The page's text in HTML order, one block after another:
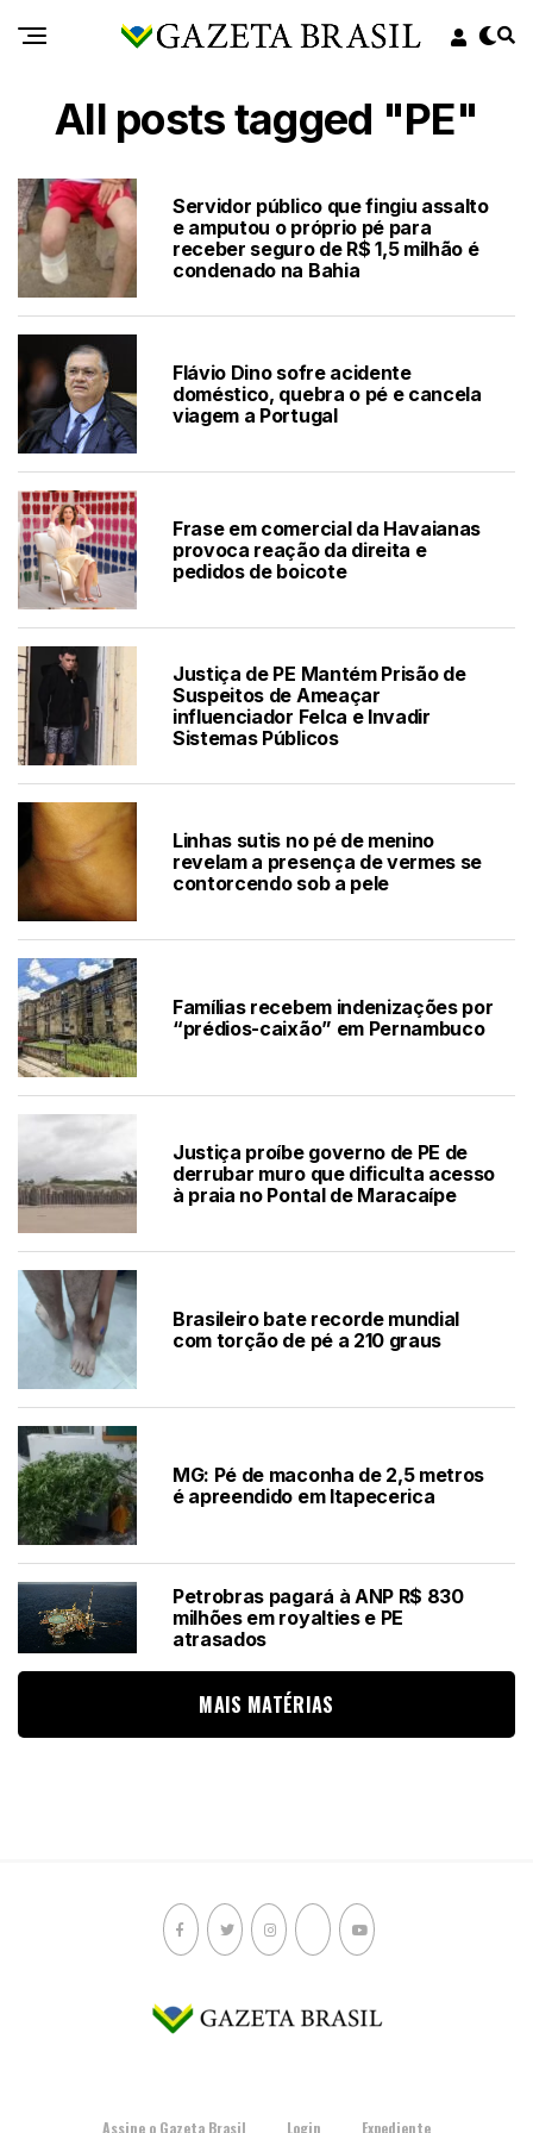
All posts tagged "PE"
Servidor público que fingiu assalto
e amputou o próprio pé para
receber seguro de R$ 1,5 milhão é
condenado na Bahia
Flávio Dino sofre acidente
doméstico, quebra o pé e cancela
viagem a Portugal
Frase em comercial da Havaianas
provoca reação da direita e
pedidos de boicote
Justiça de PE Mantém Prisão de
Suspeitos de Ameaçar
influenciador Felca e Invadir
Sistemas Públicos
Linhas sutis no pé de menino
revelam a presença de vermes se
contorcendo sob a pele
Famílias recebem indenizações por
“prédios-caixão” em Pernambuco
Justiça proíbe governo de PE de
derrubar muro que dificulta acesso
à praia no Pontal de Maracaípe
Brasileiro bate recorde mundial
com torção de pé a 210 graus
MG: Pé de maconha de 2,5 metros
é apreendido em Itapecerica
Petrobras pagará à ANP R$ 830
milhões em royalties e PE
atrasados
MAIS MATÉRIAS
Assine o Gazeta Brasil Login Expediente